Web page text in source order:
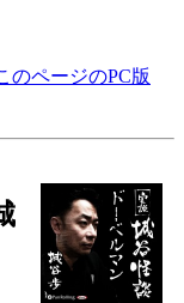
のページのPC版